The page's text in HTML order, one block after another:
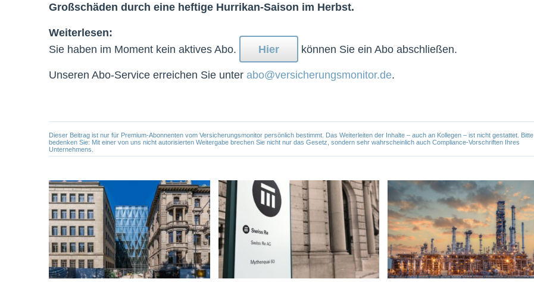
Großschäden durch eine heftige Hurrikan-Saison im Herbst.
Weiterlesen:
Sie haben im Moment kein aktives Abo.
Hier können Sie ein Abo abschließen.
Unseren Abo-Service erreichen Sie unter abo@versicherungsmonitor.de.
Dieser Beitrag ist nur für Premium-Abonnenten vom Versicherungsmonitor persönlich bestimmt. Das Weiterleiten der Inhalte – auch an Kollegen – ist nicht gestattet. Bitte
bedenken Sie: Mit einer von uns nicht autorisierten Weitergabe brechen Sie nicht nur das Gesetz, sondern sehr wahrscheinlich auch Compliance-Vorschriften Ihres
Unternehmens.